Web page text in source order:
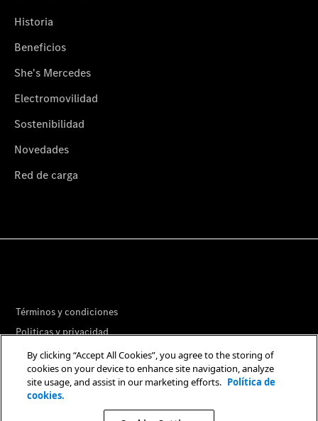
Historia
Beneficios
She's Mercedes
Electromovilidad
Sostenibilidad
Novedades
Red de carga
Términos y condiciones
Politicas y privacidad
Libro de reclamaciones
Preferencias de Cookies
© 2026. Mercedes-Benz AG.
By clicking “Accept All Cookies”, you agree to the storing of
cookies on your device to enhance site navigation, analyze
site usage, and assist in our marketing efforts. Política de
cookies.